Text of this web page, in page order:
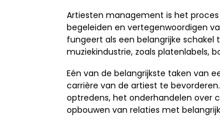
Artiesten management is het
begeleiden en vertegenwoordigen
fungeert als een belangrijke
muziekindustrie, zoals platenlabels,
Eén van de belangrijkste taken van
carrière van de artiest te
optredens, het onderhandelen over
opbouwen van relaties met